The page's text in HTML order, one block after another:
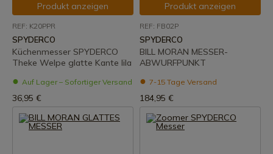
Produkt anzeigen
REF: K20PPR
SPYDERCO
Küchenmesser SPYDERCO
Theke Welpe glatte Kante lila
Auf Lager – Sofortiger Versand
36,95 €
Produkt anzeigen
REF: FB02P
SPYDERCO
BILL MORAN MESSER-
ABWURFPUNKT
7-15 Tage Versand
184,95 €